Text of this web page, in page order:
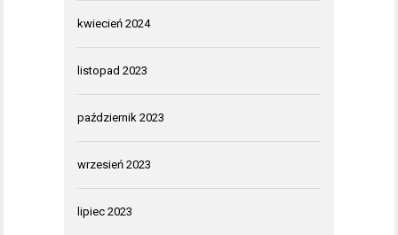
kwiecień 2024
listopad 2023
październik 2023
wrzesień 2023
lipiec 2023